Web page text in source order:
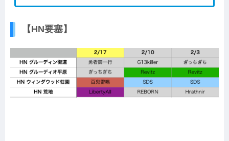
【HN要塞】